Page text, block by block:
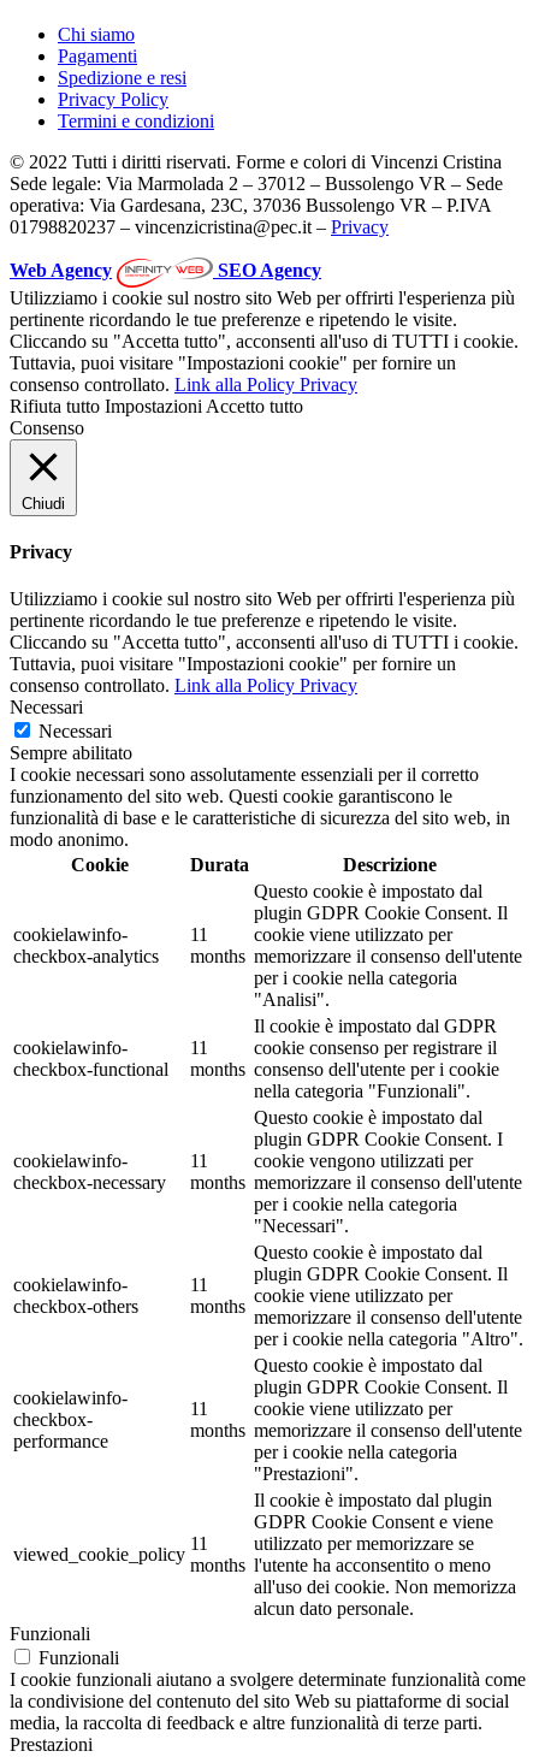
Chi siamo
Pagamenti
Spedizione e resi
Privacy Policy
Termini e condizioni
© 2022 Tutti i diritti riservati. Forme e colori di Vincenzi Cristina
Sede legale: Via Marmolada 2 – 37012 – Bussolengo VR – Sede
operativa: Via Gardesana, 23C, 37036 Bussolengo VR – P.IVA
01798820237 – vincenzicristina@pec.it – Privacy
Web Agency
SEO Agency
Utilizziamo i cookie sul nostro sito Web per offrirti l'esperienza più
pertinente ricordando le tue preferenze e ripetendo le visite.
Cliccando su "Accetta tutto", acconsenti all'uso di TUTTI i cookie.
Tuttavia, puoi visitare "Impostazioni cookie" per fornire un
consenso controllato. Link alla Policy Privacy
Rifiuta tutto Impostazioni Accetto tutto
Consenso
Chiudi
Privacy
Utilizziamo i cookie sul nostro sito Web per offrirti l'esperienza più
pertinente ricordando le tue preferenze e ripetendo le visite.
Cliccando su "Accetta tutto", acconsenti all'uso di TUTTI i cookie.
Tuttavia, puoi visitare "Impostazioni cookie" per fornire un
consenso controllato. Link alla Policy Privacy
Necessari
Necessari
Sempre abilitato
I cookie necessari sono assolutamente essenziali per il corretto
funzionamento del sito web. Questi cookie garantiscono le
funzionalità di base e le caratteristiche di sicurezza del sito web, in
modo anonimo.
Cookie
Durata Descrizione
cookielawinfo-
checkbox-analytics
11
months
Questo cookie è impostato dal
plugin GDPR Cookie Consent. Il
cookie viene utilizzato per
memorizzare il consenso dell'utente
per i cookie nella categoria
"Analisi".
cookielawinfo-
checkbox-functional
11
months
Il cookie è impostato dal GDPR
cookie consenso per registrare il
consenso dell'utente per i cookie
nella categoria "Funzionali".
cookielawinfo-
checkbox-necessary
11
months
Questo cookie è impostato dal
plugin GDPR Cookie Consent. I
cookie vengono utilizzati per
memorizzare il consenso dell'utente
per i cookie nella categoria
"Necessari".
cookielawinfo-
checkbox-others
11
months
Questo cookie è impostato dal
plugin GDPR Cookie Consent. Il
cookie viene utilizzato per
memorizzare il consenso dell'utente
per i cookie nella categoria "Altro".
cookielawinfo-
checkbox-
performance
11
months
Questo cookie è impostato dal
plugin GDPR Cookie Consent. Il
cookie viene utilizzato per
memorizzare il consenso dell'utente
per i cookie nella categoria
"Prestazioni".
viewed_cookie_policy
11
months
Il cookie è impostato dal plugin
GDPR Cookie Consent e viene
utilizzato per memorizzare se
l'utente ha acconsentito o meno
all'uso dei cookie. Non memorizza
alcun dato personale.
Funzionali
Funzionali
I cookie funzionali aiutano a svolgere determinate funzionalità come
la condivisione del contenuto del sito Web su piattaforme di social
media, la raccolta di feedback e altre funzionalità di terze parti.
Prestazioni